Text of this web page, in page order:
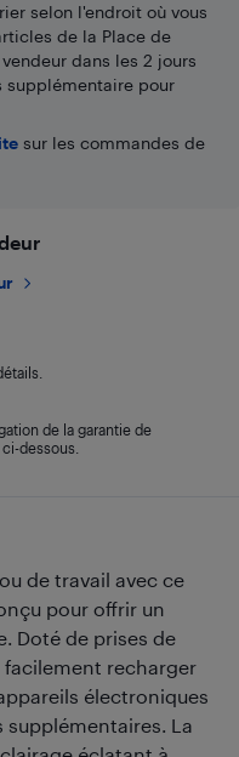
de travail avec ce
pour offrir un
Doté de prises de
recharger
électroniques
supplémentaires. La
selon l'endroit où vous
de la Place de
dans les 2 jours
supplémentaire pour
sur les commandes de
de la garantie de
dessous.